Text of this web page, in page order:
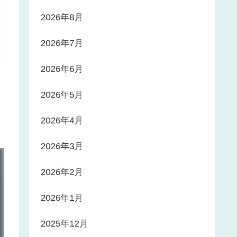
2026年8月
2026年7月
2026年6月
2026年5月
2026年4月
2026年3月
2026年2月
2026年1月
2025年12月